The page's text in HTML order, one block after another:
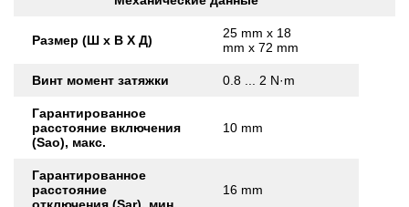
Размер (Ш x В X Д)
25 mm x 18
mm x 72 mm
Винт момент затяжки 0.8 ... 2 N·m
Гарантированное
расстояние включения
(Sao), макс.
10 mm
Гарантированное
расстояние
16 mm